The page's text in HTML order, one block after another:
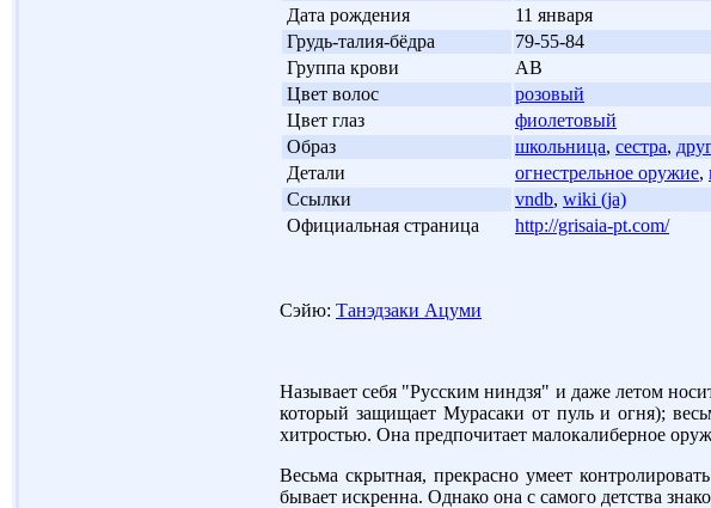
Дата рождения
11 января
Грудь-талия-бёдра
79-55-84
Группа крови
АВ
Цвет волос
розовый
Цвет глаз
фиолетовый
Образ школьница, сестра, друг
Детали огнестрельное оружие,
Ссылки vndb, wiki (ja)
Официальная страница http://grisaia-pt.com/
Сэйю: Танэдзаки Ацуми
Называет себя "Русским ниндзя" и даже летом
который защищает Мурасаки от пуль и огня);
хитростью. Она предпочитает малокалиберное
Весьма скрытная, прекрасно умеет
бывает искренна. Однако она с самого детства